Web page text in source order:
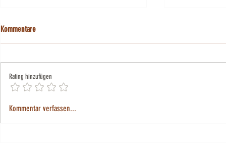
Traumatisierungen wirken auch auf
Kommentare
Rating hinzufügen
Kommentar verfassen...